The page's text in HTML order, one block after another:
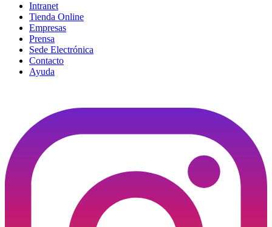
Intranet
Tienda Online
Empresas
Prensa
Sede Electrónica
Contacto
Ayuda